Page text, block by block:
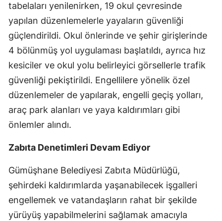
Aksaray
Bayburt
Karaman
Kırıkkale
Batman
Şırnak
Ardahan
Iğdır
Yalova
Karabük
tabelaları yenilenirken, 19 okul çevresinde
yapılan düzenlemelerle yayaların güvenliği
güçlendirildi. Okul önlerinde ve şehir girişlerinde
4 bölünmüş yol uygulaması başlatıldı, ayrıca hız
kesiciler ve okul yolu belirleyici görsellerle trafik
güvenliği pekiştirildi. Engellilere yönelik özel
düzenlemeler de yapılarak, engelli geçiş yolları,
araç park alanları ve yaya kaldırımları gibi
önlemler alındı.
Zabıta Denetimleri Devam Ediyor
Gümüşhane Belediyesi Zabıta Müdürlüğü,
şehirdeki kaldırımlarda yaşanabilecek işgalleri
engellemek ve vatandaşların rahat bir şekilde
yürüyüş yapabilmelerini sağlamak amacıyla